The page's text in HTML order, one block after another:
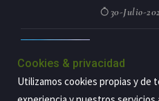
30-Julio-
negocio
de
países
Cookies & privacidad
Utilizamos cookies propias y de